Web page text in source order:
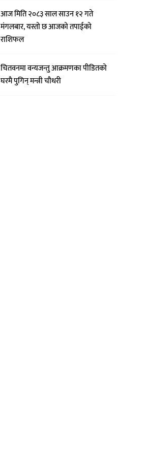
आज मिति २०८३ साल साउन १२ गते
मंगलबार, यस्तो छ आजको तपाईको
राशिफल
चितवनमा वन्यजन्तु आक्रमणका पीडितको
घरमै पुगिन् मन्त्री चौधरी